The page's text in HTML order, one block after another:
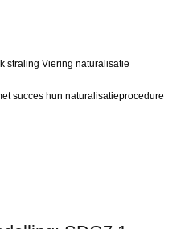
straling Viering naturalisatie
succes hun naturalisatieprocedure